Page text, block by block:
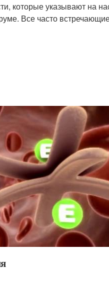
которые указывают на
Все часто